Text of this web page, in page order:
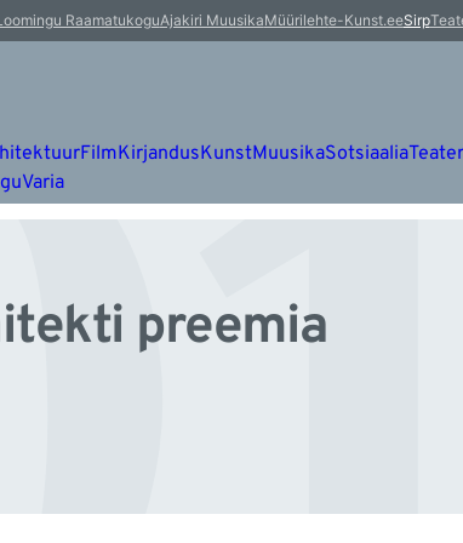
RaamatukoguAjakiri MuusikaMüürilehte-Kunst.eeSirp
FilmKirjandusKunstMuusikaSotsiaaliaTeater
Varia
preemia